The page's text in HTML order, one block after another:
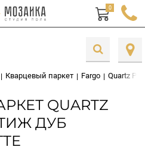
0
| Кварцевый паркет | Fargo | Quartz
QUARTZ
ДУБ